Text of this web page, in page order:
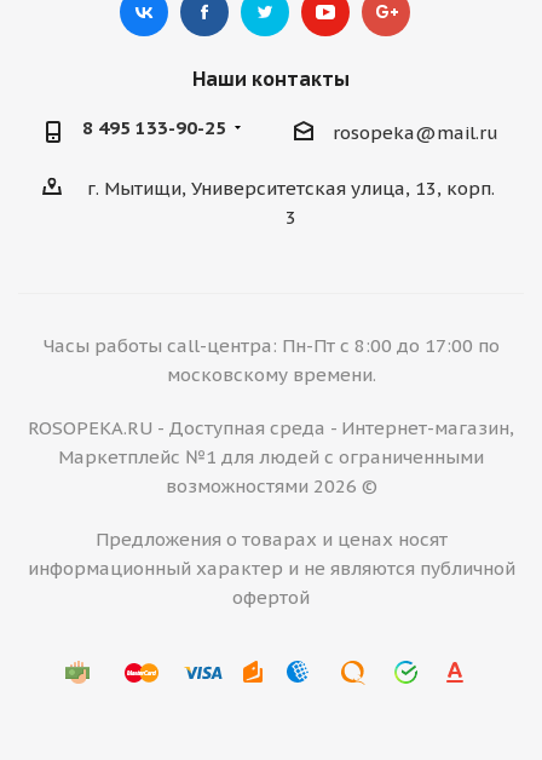
Наши контакты
8 495 133-90-25 rosopeka@mail.ru
г. Мытищи, Университетская улица, 13, корп.
3
Часы работы call-центра: Пн-Пт с 8:00 до 17:00 по
московскому времени.
ROSOPEKA.RU - Доступная среда - Интернет-магазин,
Маркетплейс №1 для людей с ограниченными
возможностями 2026 ©
Предложения о товарах и ценах носят
информационный характер и не являются публичной
офертой